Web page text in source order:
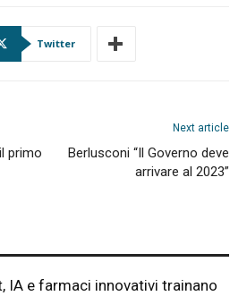
Twitter
primo
Next article
Berlusconi “Il Governo deve
arrivare al 2023”
IA e farmaci innovativi trainano